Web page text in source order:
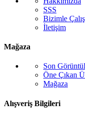
SSS
Bizimle
İletişim
Mağaza
Son
Öne Çıkan
Mağaza
Alışveriş Bilgileri